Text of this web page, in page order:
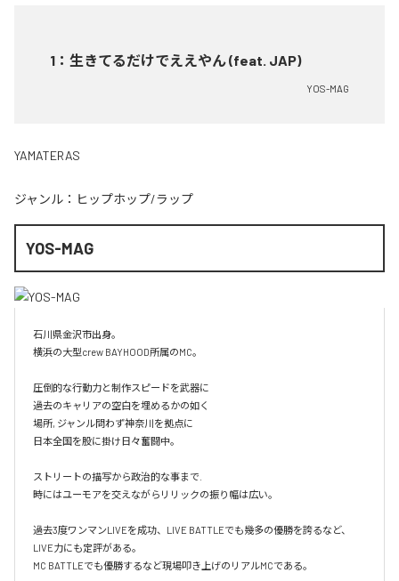
1 ： 生きてるだけでええやん (feat. JAP)
YOS-MAG
YAMATERAS
ジャンル： ヒップホップ/ラップ
YOS-MAG
石川県金沢市出身。
横浜の大型crew BAYHOOD所属のMC。
圧倒的な行動力と制作スピードを武器に
過去のキャリアの空白を埋めるかの如く
場所, ジャンル問わず神奈川を拠点に
日本全国を股に掛け日々奮闘中。
ストリートの描写から政治的な事まで.
時にはユーモアを交えながらリリックの振り幅は広い。
過去3度ワンマンLIVEを成功、LIVE BATTLEでも幾多の優勝を誇るなど、
LIVE力にも定評がある。
MC BATTLEでも優勝するなど現場叩き上げのリアルMCである。